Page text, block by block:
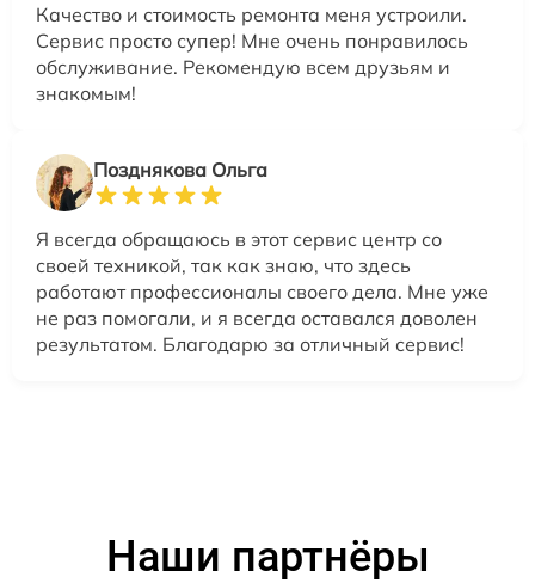
Качество и стоимость ремонта меня устроили.
Сервис просто супер! Мне очень понравилось
обслуживание. Рекомендую всем друзьям и
знакомым!
Позднякова Ольга
Я всегда обращаюсь в этот сервис центр со
своей техникой, так как знаю, что здесь
работают профессионалы своего дела. Мне уже
не раз помогали, и я всегда оставался доволен
результатом. Благодарю за отличный сервис!
Наши партнёры